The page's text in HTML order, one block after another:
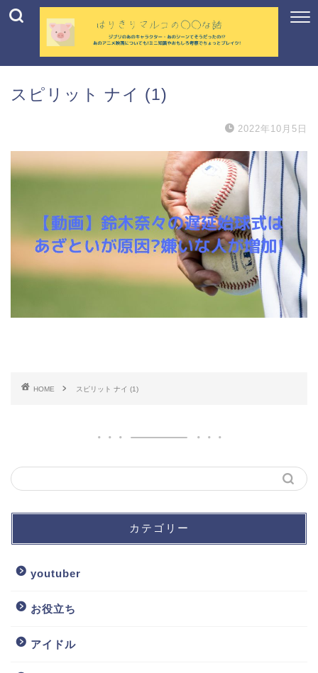
スピリット ナイ (1)
2022年10月5日
HOME スピリット ナイ (1)
カテゴリー
youtuber
お役立ち
アイドル